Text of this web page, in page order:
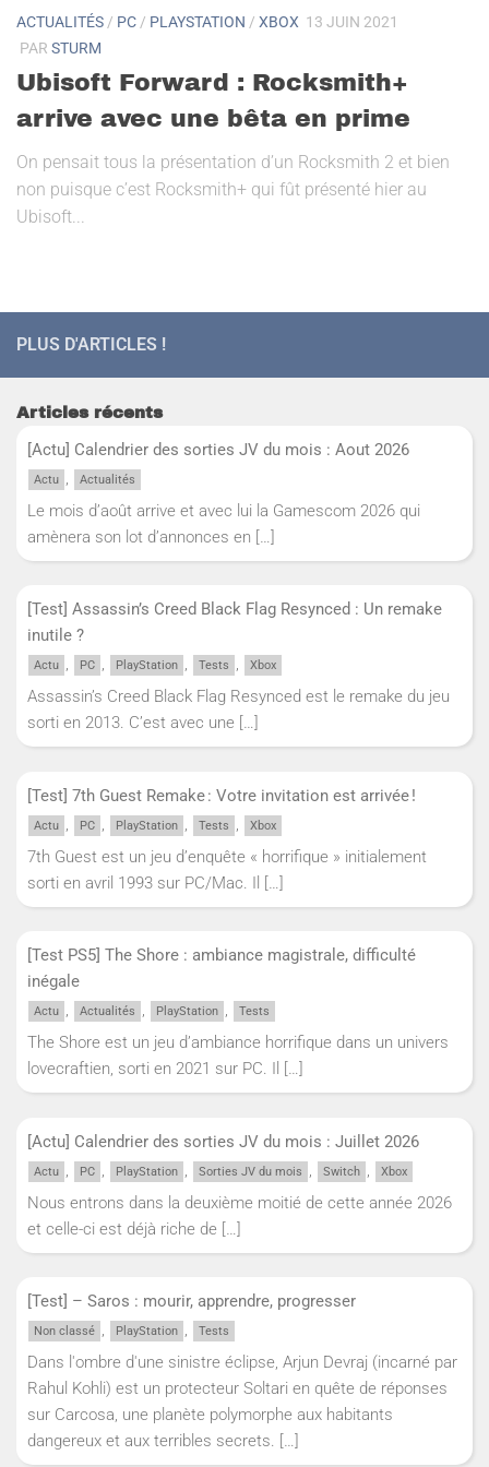
ACTUALITÉS / PC / PLAYSTATION / XBOX 13 JUIN 2021
PAR STURM
Ubisoft Forward : Rocksmith+
arrive avec une bêta en prime
On pensait tous la présentation d’un Rocksmith 2 et bien
non puisque c’est Rocksmith+ qui fût présenté hier au
Ubisoft...
PLUS D'ARTICLES !
Articles récents
[Actu] Calendrier des sorties JV du mois : Aout 2026
Actu , Actualités
Le mois d’août arrive et avec lui la Gamescom 2026 qui
amènera son lot d’annonces en […]
[Test] Assassin’s Creed Black Flag Resynced : Un remake
inutile ?
Actu , PC , PlayStation , Tests , Xbox
Assassin’s Creed Black Flag Resynced est le remake du jeu
sorti en 2013. C’est avec une […]
[Test] 7th Guest Remake : Votre invitation est arrivée !
Actu , PC , PlayStation , Tests , Xbox
7th Guest est un jeu d’enquête « horrifique » initialement
sorti en avril 1993 sur PC/Mac. Il […]
[Test PS5] The Shore : ambiance magistrale, difficulté
inégale
Actu , Actualités , PlayStation , Tests
The Shore est un jeu d’ambiance horrifique dans un univers
lovecraftien, sorti en 2021 sur PC. Il […]
[Actu] Calendrier des sorties JV du mois : Juillet 2026
Actu , PC , PlayStation , Sorties JV du mois , Switch , Xbox
Nous entrons dans la deuxième moitié de cette année 2026
et celle-ci est déjà riche de […]
[Test] – Saros : mourir, apprendre, progresser
Non classé , PlayStation , Tests
Dans l'ombre d'une sinistre éclipse, Arjun Devraj (incarné par
Rahul Kohli) est un protecteur Soltari en quête de réponses
sur Carcosa, une planète polymorphe aux habitants
dangereux et aux terribles secrets. […]